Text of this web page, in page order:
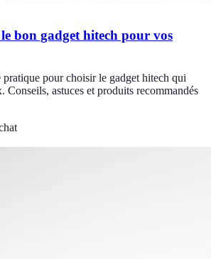
bon gadget hitech pour vos
pour choisir le gadget hitech qui
Conseils, astuces et produits recommandés